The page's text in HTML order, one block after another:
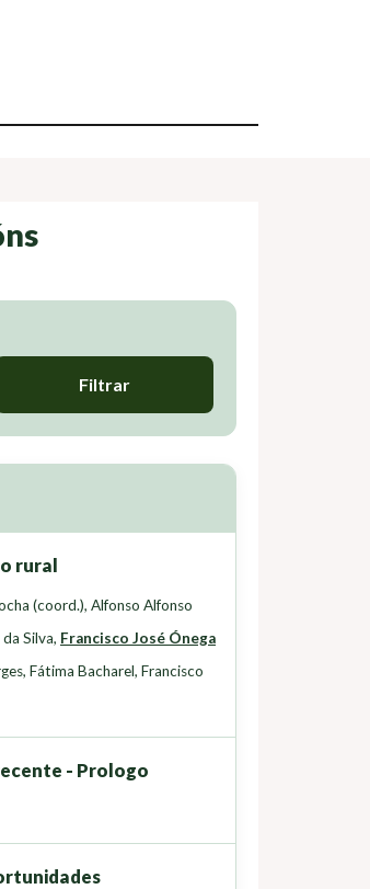
Filtrar
rural
(coord.),Alfonso Alfonso
Silva, Francisco José Ónega
, Fátima Bacharel, Francisco
- Prologo